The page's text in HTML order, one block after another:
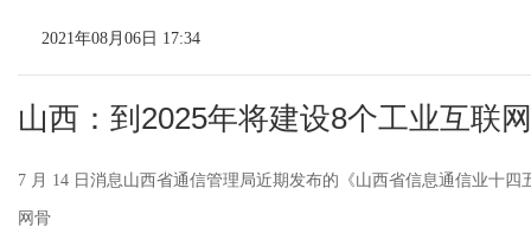
2021年08月06日 17:34
山西：到2025年将建设8个工业互联
7 月 14 日消息山西省通信管理局近期发布的《山西省信息通信业十
网骨